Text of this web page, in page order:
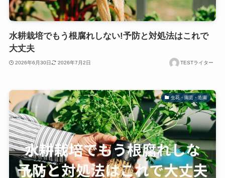
水耕栽培でもう根腐れしない!予防と対処法はこれで
大丈夫
2026年6月30日 2026年7月2日 TESTライター
生花・園芸・造園